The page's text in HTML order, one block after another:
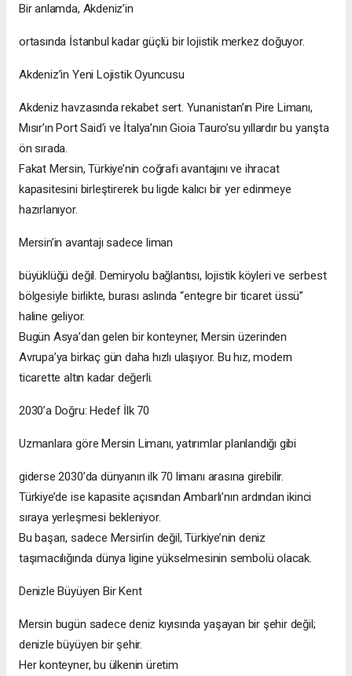
Bir anlamda, Akdeniz’in
ortasında İstanbul kadar güçlü bir lojistik merkez doğuyor.
Akdeniz’in Yeni Lojistik Oyuncusu
Akdeniz havzasında rekabet sert. Yunanistan’ın Pire Limanı,
Mısır’ın Port Said’i ve İtalya’nın Gioia Tauro’su yıllardır bu yarışta
ön sırada.
Fakat Mersin, Türkiye’nin coğrafi avantajını ve ihracat
kapasitesini birleştirerek bu ligde kalıcı bir yer edinmeye
hazırlanıyor.
Mersin’in avantajı sadece liman
büyüklüğü değil. Demiryolu bağlantısı, lojistik köyleri ve serbest
bölgesiyle birlikte, burası aslında “entegre bir ticaret üssü”
haline geliyor.
Bugün Asya’dan gelen bir konteyner, Mersin üzerinden
Avrupa’ya birkaç gün daha hızlı ulaşıyor. Bu hız, modern
ticarette altın kadar değerli.
2030’a Doğru: Hedef İlk 70
Uzmanlara göre Mersin Limanı, yatırımlar planlandığı gibi
giderse 2030’da dünyanın ilk 70 limanı arasına girebilir.
Türkiye’de ise kapasite açısından Ambarlı’nın ardından ikinci
sıraya yerleşmesi bekleniyor.
Bu başarı, sadece Mersin’in değil, Türkiye’nin deniz
taşımacılığında dünya ligine yükselmesinin sembolü olacak.
Denizle Büyüyen Bir Kent
Mersin bugün sadece deniz kıyısında yaşayan bir şehir değil;
denizle büyüyen bir şehir.
Her konteyner, bu ülkenin üretim